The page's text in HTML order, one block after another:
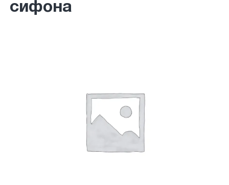
сифона
Согласен с обработкой персональных
данных в соответствии с политикой
конфиденциальности